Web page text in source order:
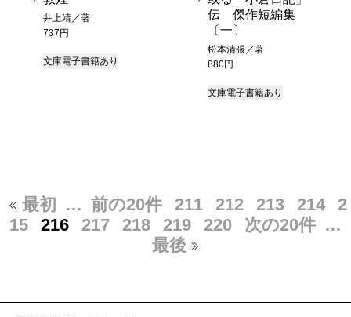
井上靖／著
737円
文庫電子書籍あり
伝 傑作短編集
〔一〕
松本清張／著
880円
文庫電子書籍あり
最初 … 前の20件 211 212 213 214
2
15
216 217 218 219 220 次の20件 …
最後